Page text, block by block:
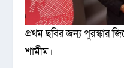
প্রথম ছবির জন্য পুরস্কার
শামীম।